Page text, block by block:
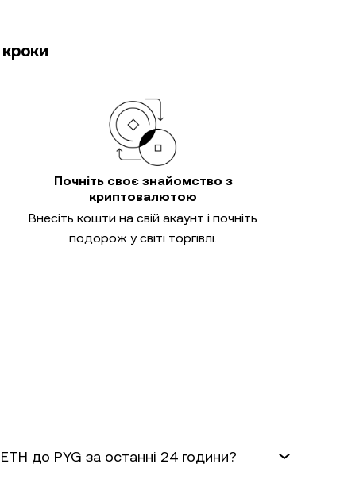
Почніть своє знайомство з
криптовалютою
Внесіть кошти на свій акаунт і почніть
подорож у світі торгівлі.
до PYG за останні 24 години?